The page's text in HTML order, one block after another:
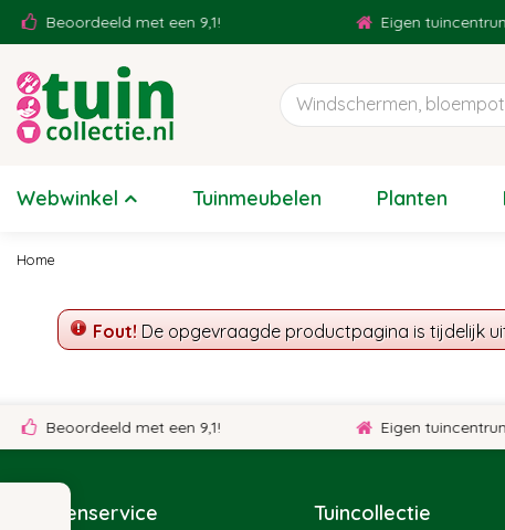
naar
Home
Beoordeeld met een 9,1! Eigen tuincentrum
Webwinkel Tuinmeubelen Planten
Fout! De opgevraagde productpagina is tijdelijk
Beoordeeld met een 9,1! Eigen tuincentrum
Klantenservice Tuincollectie